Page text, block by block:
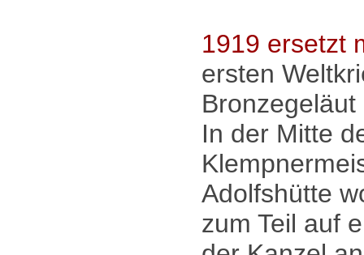
1919 ersetzt
ersten
In der Mitte
Adolfshütte
zum Teil auf